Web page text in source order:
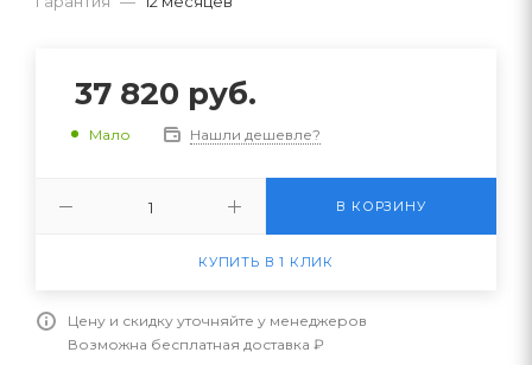
37 820 руб.
Мало Нашли дешевле?
В КОРЗИНУ
КУПИТЬ В 1 КЛИК
Цену и скидку уточняйте у менеджеров
Возможна бесплатная доставка ₽